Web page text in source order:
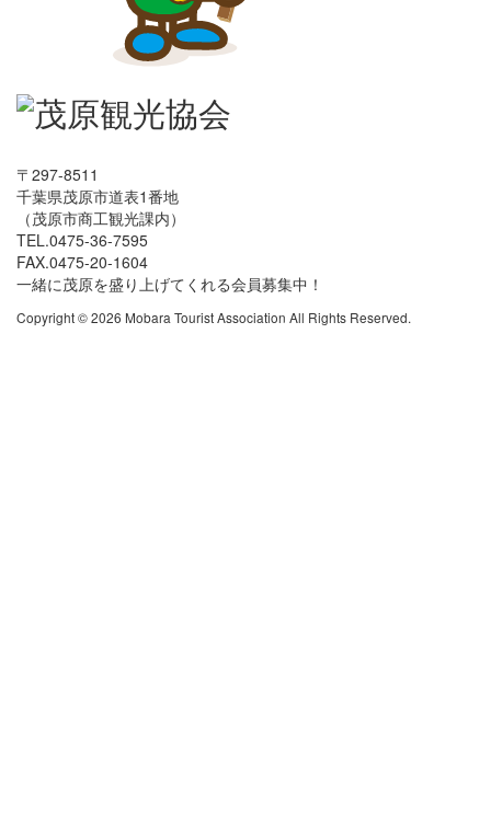
〒297-8511
千葉県茂原市道表1番地
（茂原市商工観光課内）
TEL.0475-36-7595
FAX.0475-20-1604
一緒に茂原を盛り上げてくれる会員募集中！
Copyright © 2026 Mobara Tourist Association All Rights Reserved.